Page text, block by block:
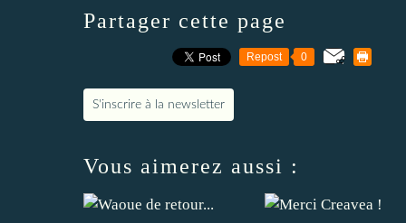
Partager cette page
Repost 0
S'inscrire à la newsletter
Vous aimerez aussi :